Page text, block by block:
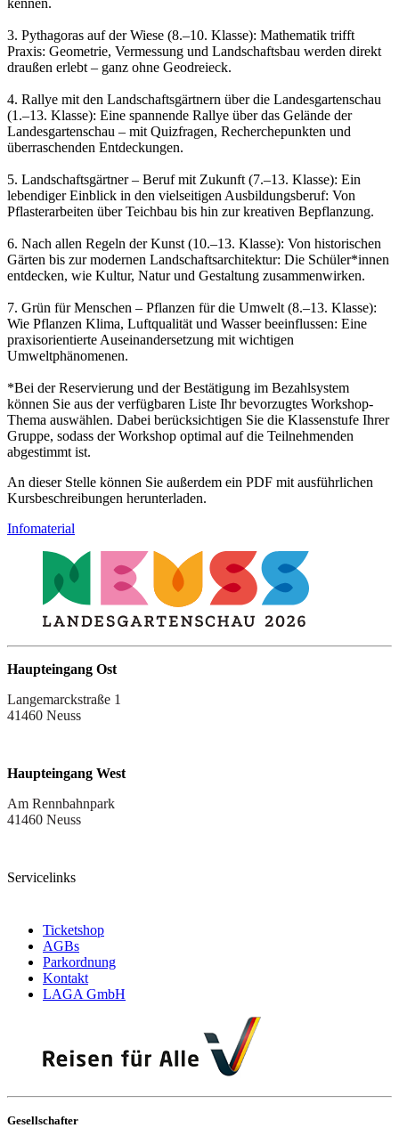
3. Pythagoras auf der Wiese (8.–10. Klasse): Mathematik trifft
Praxis: Geometrie, Vermessung und Landschaftsbau werden direkt
draußen erlebt – ganz ohne Geodreieck.
4. Rallye mit den Landschaftsgärtnern über die Landesgartenschau
(1.–13. Klasse): Eine spannende Rallye über das Gelände der
Landesgartenschau – mit Quizfragen, Recherchepunkten und
überraschenden Entdeckungen.
5. Landschaftsgärtner – Beruf mit Zukunft (7.–13. Klasse): Ein
lebendiger Einblick in den vielseitigen Ausbildungsberuf: Von
Pflasterarbeiten über Teichbau bis hin zur kreativen Bepflanzung.
6. Nach allen Regeln der Kunst (10.–13. Klasse): Von historischen
Gärten bis zur modernen Landschaftsarchitektur: Die Schüler*innen
entdecken, wie Kultur, Natur und Gestaltung zusammenwirken.
7. Grün für Menschen – Pflanzen für die Umwelt (8.–13. Klasse):
Wie Pflanzen Klima, Luftqualität und Wasser beeinflussen: Eine
praxisorientierte Auseinandersetzung mit wichtigen
Umweltphänomenen.
*Bei der Reservierung und der Bestätigung im Bezahlsystem
können Sie aus der verfügbaren Liste Ihr bevorzugtes Workshop-
Thema auswählen. Dabei berücksichtigen Sie die Klassenstufe Ihrer
Gruppe, sodass der Workshop optimal auf die Teilnehmenden
abgestimmt ist.
An dieser Stelle können Sie außerdem ein PDF mit ausführlichen
Kursbeschreibungen herunterladen.
Infomaterial
Haupteingang Ost
Langemarckstraße 1
41460 Neuss
Haupteingang West
Am Rennbahnpark
41460 Neuss
Servicelinks
Ticketshop
AGBs
Parkordnung
Kontakt
LAGA GmbH
Gesellschafter